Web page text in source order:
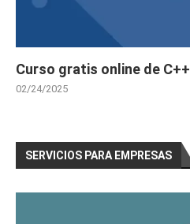
Curso gratis online de C++
02/24/2025
SERVICIOS PARA EMPRESAS